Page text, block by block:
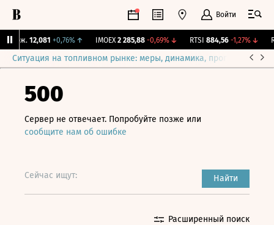
Войти
Бирж. 12,081 +0,76%↑ IMOEX 2 285,88 -0,69%↓ RTSI 884,56 -1,27%↓
Ситуация на топливном рынке: меры, динамика, прогнозы
500
Сервер не отвечает. Попробуйте позже или
сообщите нам об ошибке
Сейчас ищут: Найти
Расширенный поиск